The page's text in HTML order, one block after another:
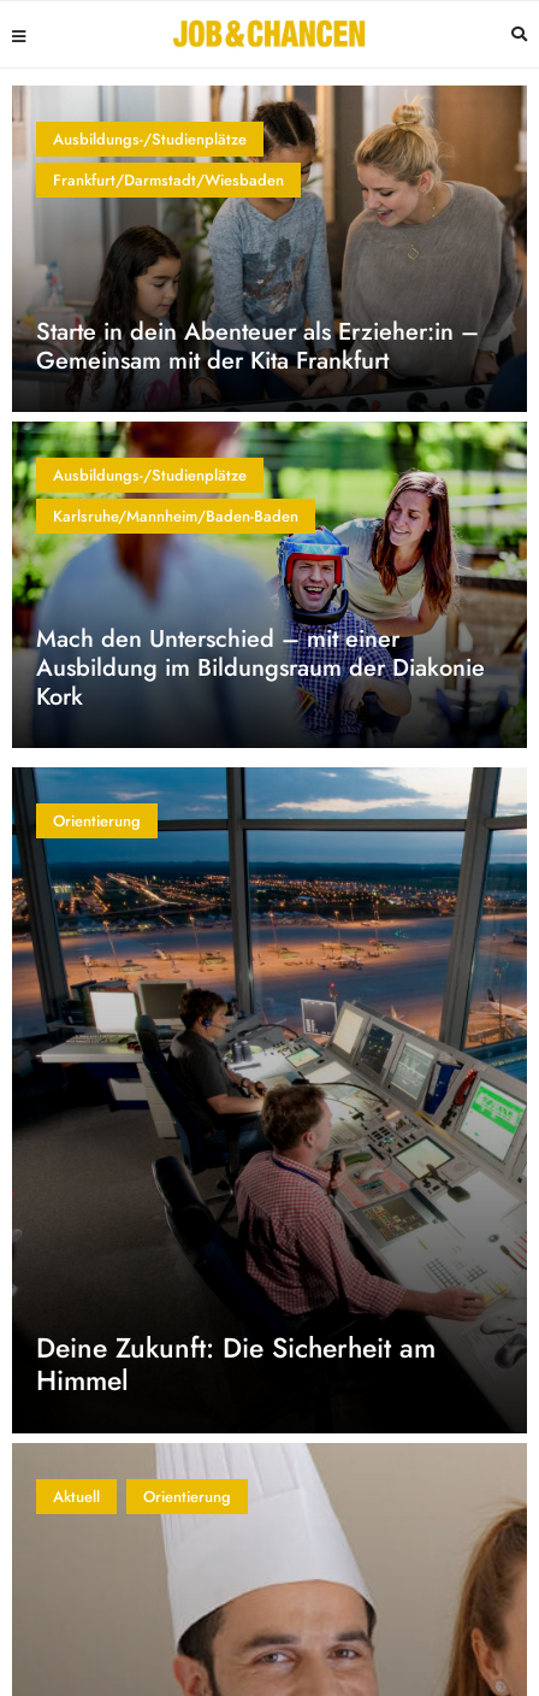
Ausbildungs-/Studienplätze
Frankfurt/Darmstadt/Wiesbaden
Starte in dein Abenteuer als Erzieher:in –
Gemeinsam mit der Kita Frankfurt
Ausbildungs-/Studienplätze
Karlsruhe/Mannheim/Baden-Baden
Mach den Unterschied – mit einer
Ausbildung im Bildungsraum der Diakonie
Kork
Orientierung
Deine Zukunft: Die Sicherheit am
Himmel
Aktuell Orientierung